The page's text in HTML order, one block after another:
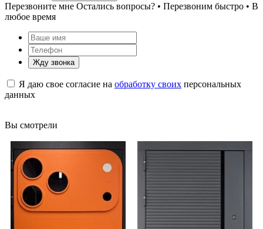
Перезвоните мне Остались вопросы? • Перезвоним быстро • В
любое время
Жду звонка
Я даю свое согласие на обработку своих персональных
данных
Вы смотрели